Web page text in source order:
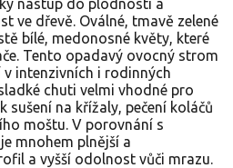
ve dřevě. Oválné, tmavě zelené
bílé, medonosné květy, které
Tento opadavý ovocný strom
intenzivních i rodinných
chuti velmi vhodné pro
sušení na křížaly, pečení koláčů
moštu. V porovnání s
mnohem plnější a
a vyšší odolnost vůči mrazu.